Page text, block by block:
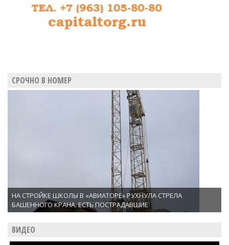
СРОЧНО В НОМЕР
НА СТРОЙКЕ ШКОЛЫ В «АВИАТОРЕ» РУХНУЛА СТРЕЛА
БАШЕННОГО КРАНА. ЕСТЬ ПОСТРАДАВШИЕ
ВИДЕО